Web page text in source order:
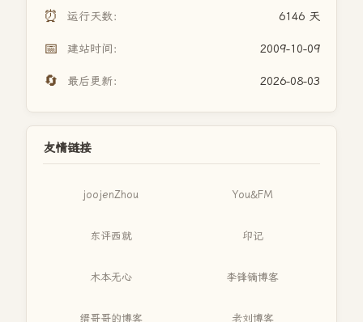
⏰ 运行天数： 6146 天
📅 建站时间： 2009-10-09
🔄 最后更新： 2026-08-03
友情链接
joojenZhou You&FM
东评西就 印记
木本无心 李锋镝博客
缙哥哥的博客 老刘博客